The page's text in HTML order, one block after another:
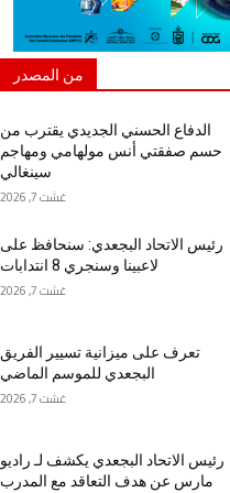
من المصدر
الدفاع الحسني الجديدي يقترب من
حسم صفقتي أنس مولهامي ومهاجم
سينغالي
غشت 7, 2026
رئيس الاتحاد البجعدي: سنحافظ على
لاعبينا وسنجري 8 انتدابات
غشت 7, 2026
تعرف على ميزانية تسيير الفريق
البجعدي للموسم الماضي
غشت 7, 2026
رئيس الاتحاد البجعدي يكشف لـ راديو
مارس عن هدف التعاقد مع المدرب